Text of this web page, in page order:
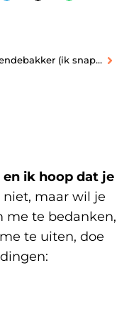
#Tegendebakker (ik snap het wel)
ik hoop dat je
niet, maar wil je
me te bedanken,
te uiten, doe